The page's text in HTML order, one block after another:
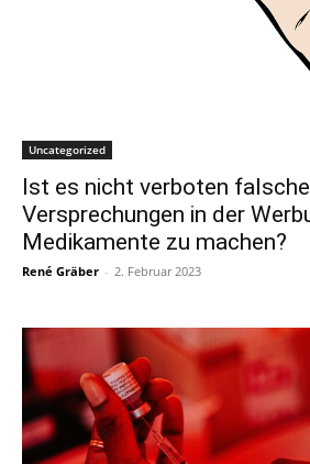
Uncategorized
Ist es nicht verboten falsche
Versprechungen in der
Medikamente zu machen?
René Gräber - 2. Februar 2023